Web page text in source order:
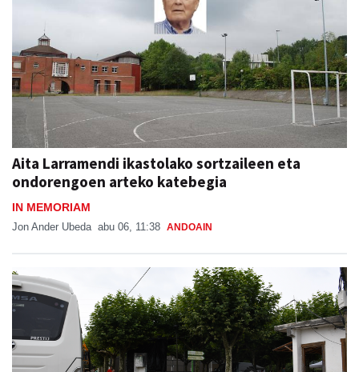
Aita Larramendi ikastolako sortzaileen eta
ondorengoen arteko katebegia
IN MEMORIAM
Jon Ander Ubeda abu 06, 11:38 ANDOAIN